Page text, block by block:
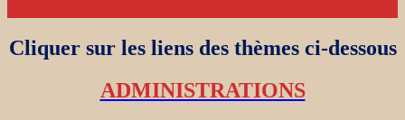
Cliquer sur les liens des thèmes ci-dessous
ADMINISTRATIONS